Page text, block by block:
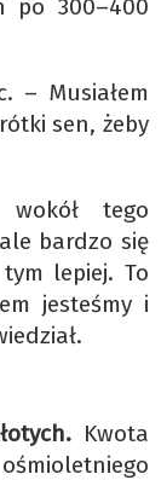
po 300–400
– Musiałem
sen, żeby
tego
bardzo się
lepiej. To
jesteśmy i
Kwota